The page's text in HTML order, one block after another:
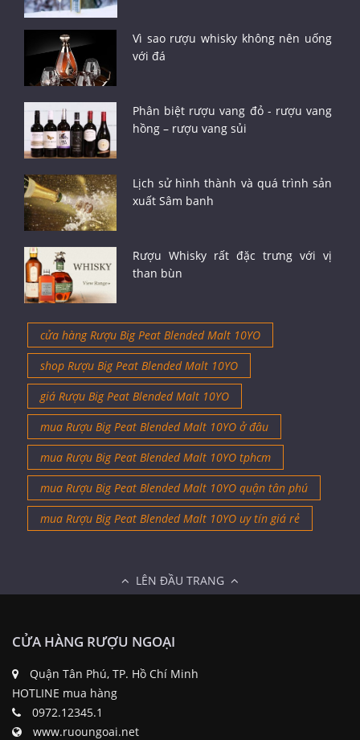
Vì sao rượu whisky không nên uống
với đá
Phân biệt rượu vang đỏ - rượu vang
hồng – rượu vang sủi
Lịch sử hình thành và quá trình sản
xuất Sâm banh
Rượu Whisky rất đặc trưng với vị
than bùn
cửa hàng Rượu Big Peat Blended Malt 10YO
shop Rượu Big Peat Blended Malt 10YO
giá Rượu Big Peat Blended Malt 10YO
mua Rượu Big Peat Blended Malt 10YO ở đâu
mua Rượu Big Peat Blended Malt 10YO tphcm
mua Rượu Big Peat Blended Malt 10YO quận tân phú
mua Rượu Big Peat Blended Malt 10YO uy tín giá rẻ
LÊN ĐẦU TRANG
CỬA HÀNG RƯỢU NGOẠI
Quận Tân Phú, TP. Hồ Chí Minh
HOTLINE mua hàng
0972.12345.1
www.ruoungoai.net